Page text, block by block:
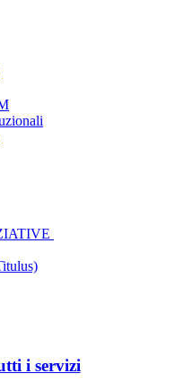
i servizi